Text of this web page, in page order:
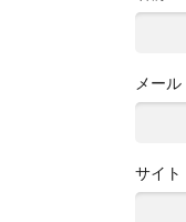
メール
サイト